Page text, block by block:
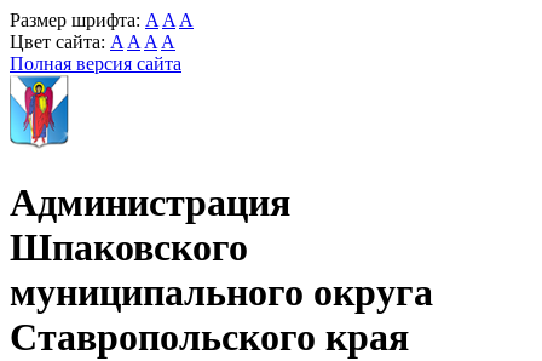
Размер шрифта: A A A
Цвет сайта: A A A A
Полная версия сайта
Администрация
Шпаковского
муниципального округа
Ставропольского края